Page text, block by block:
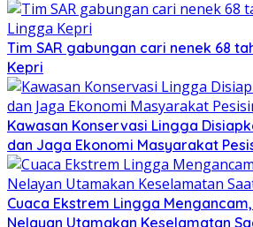
Tim SAR gabungan cari nenek 68
Kepri
Kawasan Konservasi Lingga
dan Jaga Ekonomi Masyarakat
Cuaca Ekstrem Lingga
Nelayan Utamakan Keselamatan